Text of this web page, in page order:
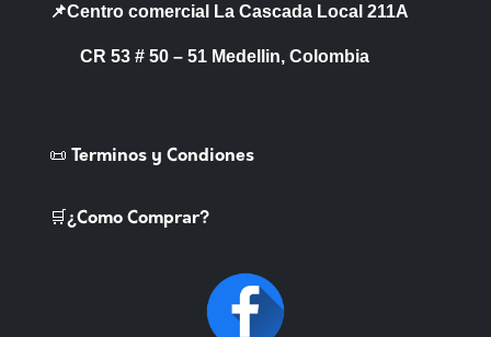
📌Centro comercial La Cascada Local 211A
CR 53 # 50 – 51 Medellin, Colombia
📜 Terminos y Condiones
🛒¿Como Comprar?